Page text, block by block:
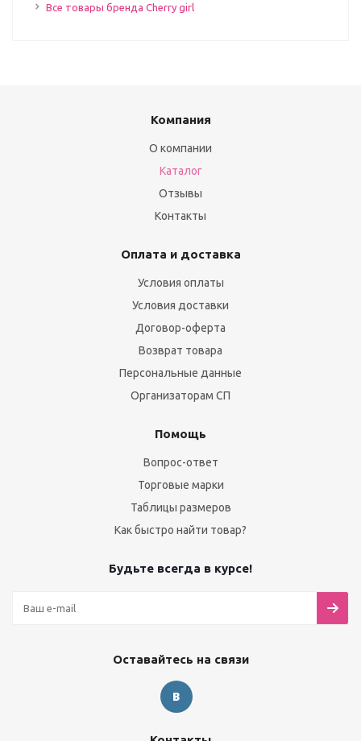
Все товары бренда Cherry girl
Компания
О компании
Каталог
Отзывы
Контакты
Оплата и доставка
Условия оплаты
Условия доставки
Договор-оферта
Возврат товара
Персональные данные
Организаторам СП
Помощь
Вопрос-ответ
Торговые марки
Таблицы размеров
Как быстро найти товар?
Будьте всегда в курсе!
Оставайтесь на связи